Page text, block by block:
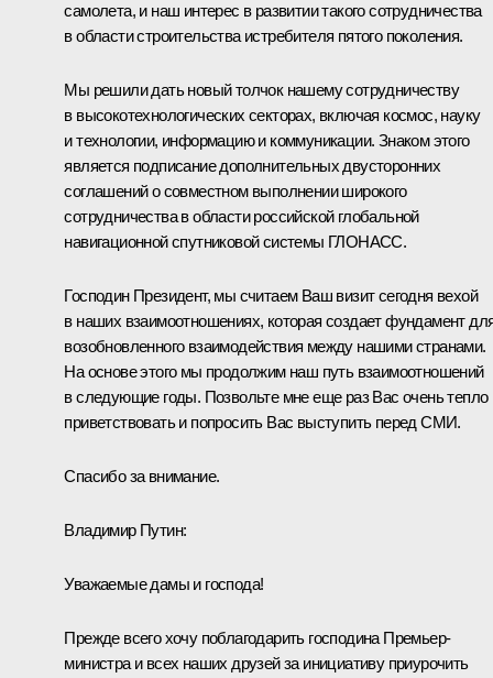
самолета, и наш интерес в развитии такого сотрудничества
в области строительства истребителя пятого поколения.
Мы решили дать новый толчок нашему сотрудничеству
в высокотехнологических секторах, включая космос, науку
и технологии, информацию и коммуникации. Знаком этого
является подписание дополнительных двусторонних
соглашений о совместном выполнении широкого
сотрудничества в области российской глобальной
навигационной спутниковой системы ГЛОНАСС.
Господин Президент, мы считаем Ваш визит сегодня вехой
в наших взаимоотношениях, которая создает фундамент
возобновленного взаимодействия между нашими странами.
На основе этого мы продолжим наш путь взаимоотношений
в следующие годы. Позвольте мне еще раз Вас очень тепло
приветствовать и попросить Вас выступить перед СМИ.
Спасибо за внимание.
Владимир Путин:
Уважаемые дамы и господа!
Прежде всего хочу поблагодарить господина Премьер-
министра и всех наших друзей за инициативу приурочить